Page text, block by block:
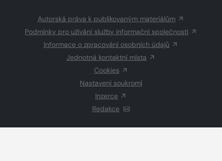
Autorská práva k publikovaným materiálům
Podmínky pro užívání služby informační společnosti
Informace o zpracování osobních údajů
Jednotná kontaktní místa
Cookies
Nastavení soukromí
Inzerce
Redakce